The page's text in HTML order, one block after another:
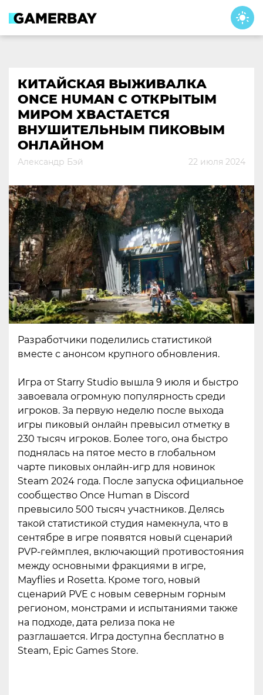
content
КИТАЙСКАЯ ВЫЖИВАЛКА
ONCE HUMAN С ОТКРЫТЫМ
МИРОМ ХВАСТАЕТСЯ
ВНУШИТЕЛЬНЫМ ПИКОВЫМ
ОНЛАЙНОМ
Александр Бэй 22 июля 2024
Разработчики поделились статистикой
вместе с анонсом крупного обновления.
Игра от Starry Studio вышла 9 июля и быстро
завоевала огромную популярность среди
игроков. За первую неделю после выхода
игры пиковый онлайн превысил отметку в
230 тысяч игроков. Более того, она быстро
поднялась на пятое место в глобальном
чарте пиковых онлайн-игр для новинок
Steam 2024 года. После запуска официальное
сообщество Once Human в Discord
превысило 500 тысяч участников. Делясь
такой статистикой студия намекнула, что в
сентябре в игре появятся новый сценарий
PVP-геймплея, включающий противостояния
между основными фракциями в игре,
Mayflies и Rosetta. Кроме того, новый
сценарий PVE с новым северным горным
регионом, монстрами и испытаниями также
на подходе, дата релиза пока не
разглашается. Игра доступна бесплатно в
Steam, Epic Games Store.